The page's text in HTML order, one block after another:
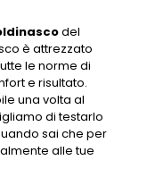
del
è attrezzato
le norme di
e risultato.
una volta al
di testarlo
sai che per
alle tue